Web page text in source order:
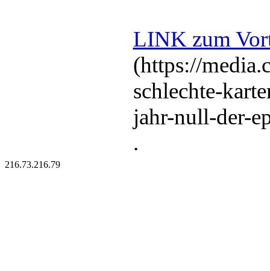
LINK zum
(https://
schlechte-
jahr-null-der-
.
216.73.216.79